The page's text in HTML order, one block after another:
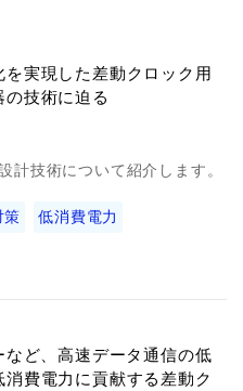
を実現した差動クロック用
の技術に迫る
計技術について紹介します。
策 低消費電力
など、高速データ通信の低
消費電力に貢献する差動ク